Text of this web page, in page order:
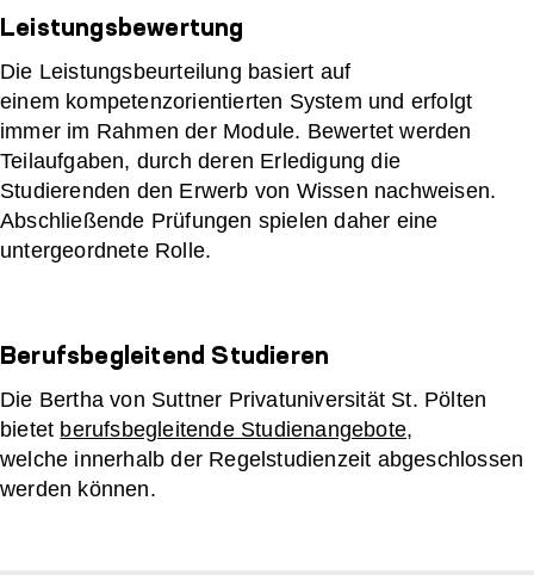
Leistungsbewertung
Die Leistungsbeurteilung basiert auf
einem kompetenzorientierten System und erfolgt
immer im Rahmen der Module. Bewertet werden
Teilaufgaben, durch deren Erledigung die
Studierenden den Erwerb von Wissen nachweisen.
Abschließende Prüfungen spielen daher eine
untergeordnete Rolle.
Berufsbegleitend Studieren
Die Bertha von Suttner Privatuniversität St. Pölten
bietet berufsbegleitende Studienangebote,
welche innerhalb der Regelstudienzeit abgeschlossen
werden können.